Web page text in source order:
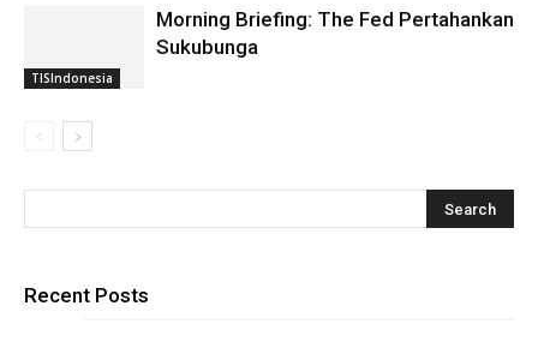
TISIndonesia
Morning Briefing: The Fed Pertahankan
Sukubunga
Recent Posts